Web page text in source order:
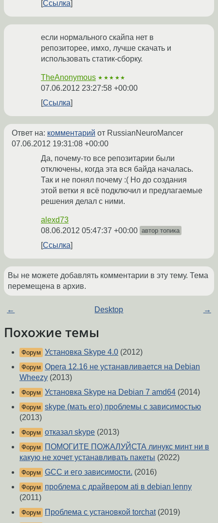
Ссылка
если нормального скайпа нет в
репозиторее, имхо, лучше скачать и
использовать статик-сборку.
TheAnonymous ★★★★★
07.06.2012 23:27:58 +00:00
Ссылка
Ответ на: комментарий от RussianNeuroMancer
07.06.2012 19:31:08 +00:00
Да, почему-то все репозитарии были
отключены, когда эта вся байда началась.
Так и не понял почему :( Но до создания
этой ветки я всё подключил и предлагаемые
решения делал с ними.
alexd73
08.06.2012 05:47:37 +00:00 автор топика
Ссылка
Вы не можете добавлять комментарии в эту тему. Тема
перемещена в архив.
← Desktop →
Похожие темы
Форум Установка Skype 4.0 (2012)
Форум Opera 12.16 не устанавливается на Debian
Wheezy (2013)
Форум Установка Skype на Debian 7 amd64 (2014)
Форум skype (мать его) проблемы с зависимостью
(2013)
Форум отказал skype (2013)
Форум
ПОМОГИТЕ ПОЖАЛУЙСТА линукс минт ни в
какую не хочет устанавливать пакеты (2022)
Форум GCC и его зависимости. (2016)
Форум
проблема с драйвером ati в debian lenny
(2011)
Форум Проблема с установкой torchat(2019)